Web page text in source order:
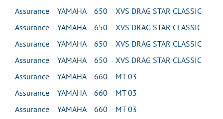
Assurance YAMAHA 650 XVS DRAG STAR CLASSIC
Assurance YAMAHA 650 XVS DRAG STAR CLASSIC
Assurance YAMAHA 650 XVS DRAG STAR CLASSIC
Assurance YAMAHA 650 XVS DRAG STAR CLASSIC
Assurance YAMAHA 660 MT 03
Assurance YAMAHA 660 MT 03
Assurance YAMAHA 660 MT 03